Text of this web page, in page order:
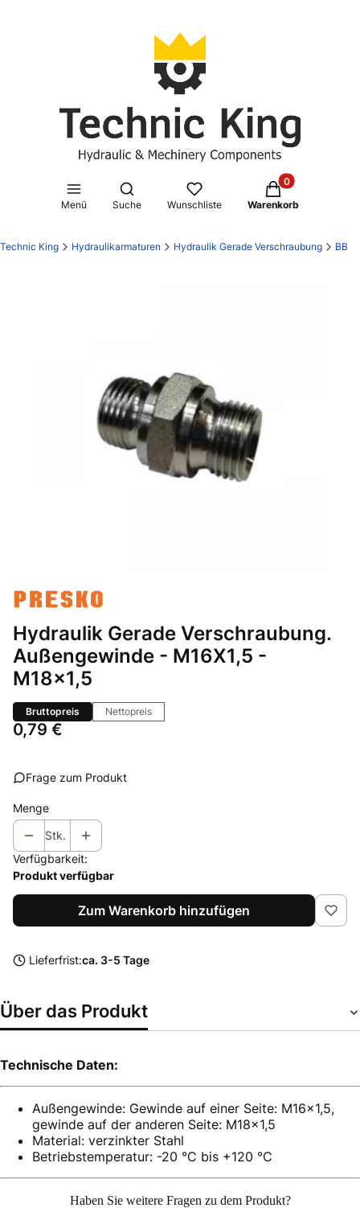
Menü
Suchmaschine öffnen
Suche Wunschliste
Produkte im
Warenkorb
Technic King Hydraulikarmaturen Hydraulik Gerade Verschraubung BB
Hydraulik Gerade Verschraubung.
Außengewinde - M16X1,5 -
M18x1,5
Bruttopreis Nettopreis
Preis
0,79 €
Frage zum Produkt
Menge
Stk.
Verfügbarkeit:
Produkt verfügbar
Zum Warenkorb hinzufügen
Lieferfrist:ca. 3-5 Tage
Über das Produkt
Technische Daten:
Außengewinde: Gewinde auf einer Seite: M16x1,5,
gewinde auf der anderen Seite: M18x1,5
Material: verzinkter Stahl
Betriebstemperatur: -20 °C bis +120 °C
Haben Sie weitere Fragen zu dem Produkt?